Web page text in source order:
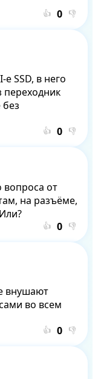
👍 👎
SSD, в него
переходник
👍 👎
от
на разъёме,
👍 👎
внушают
во всем
👍 👎